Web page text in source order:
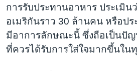
การรับประทานอาหาร ประเมิ
อเมริกันราว 30 ล้านคน หรือป
มีอาการลักษณะนี้ ซึ่งถือเป็นปั
ที่ควรได้รับการใส่ใจมากขึ้นใน